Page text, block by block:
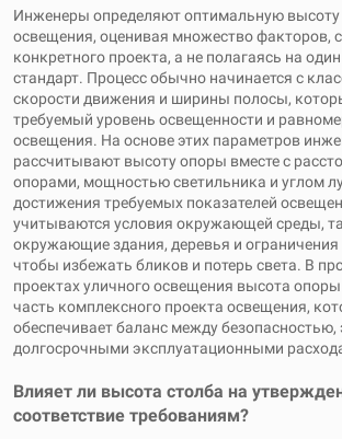
Инженеры определяют оптимальную высоту
освещения, оценивая множество факторов,
конкретного проекта, а не полагаясь на
стандарт. Процесс обычно начинается с
скорости движения и ширины полосы,
требуемый уровень освещенности и
освещения. На основе этих параметров
рассчитывают высоту опоры вместе с
опорами, мощностью светильника и углом
достижения требуемых показателей
учитываются условия окружающей среды,
окружающие здания, деревья и ограничения
чтобы избежать бликов и потерь света. В
проектах уличного освещения высота
часть комплексного проекта освещения,
обеспечивает баланс между
долгосрочными эксплуатационными
Влияет ли высота столба на
соответствие требованиям?